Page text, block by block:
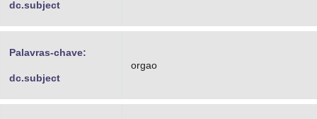
dc.subject
Palavras-chave:
dc.subject
orgao